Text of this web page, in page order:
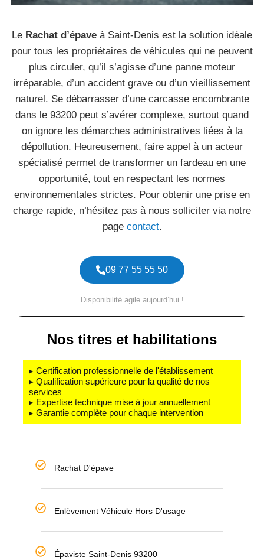
Le Rachat d’épave à Saint-Denis est la solution idéale
pour tous les propriétaires de véhicules qui ne peuvent
plus circuler, qu’il s’agisse d’une panne moteur
irréparable, d’un accident grave ou d’un vieillissement
naturel. Se débarrasser d’une carcasse encombrante
dans le 93200 peut s’avérer complexe, surtout quand
on ignore les démarches administratives liées à la
dépollution. Heureusement, faire appel à un acteur
spécialisé permet de transformer un fardeau en une
opportunité, tout en respectant les normes
environnementales strictes. Pour obtenir une prise en
charge rapide, n’hésitez pas à nous solliciter via notre
page contact.
09 77 55 55 50
Disponibilité agile aujourd’hui !
Nos titres et habilitations
▸ Certification professionnelle de l'établissement
▸ Qualification supérieure pour la qualité de nos
services
▸ Expertise technique mise à jour annuellement
▸ Garantie complète pour chaque intervention
Rachat D'épave
Enlèvement Véhicule Hors D'usage
Épaviste Saint-Denis 93200